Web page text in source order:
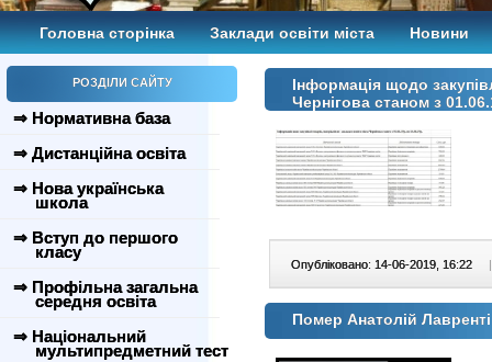
Головна сторінка Заклади освіти міста Новини
РОЗДІЛИ САЙТУ
⇒ Нормативна база
⇒ Дистанційна освіта
⇒ Нова українська
школа
⇒ Вступ до першого
класу
⇒ Профільна загальна
середня освіта
⇒ Національний
мультипредметний тест
Інформація щодо
Чернігова станом з
Опубліковано: 14-06-2019, 16:22
Помер Анатолій